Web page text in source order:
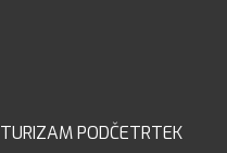
TURIZAM PODČETRTEK